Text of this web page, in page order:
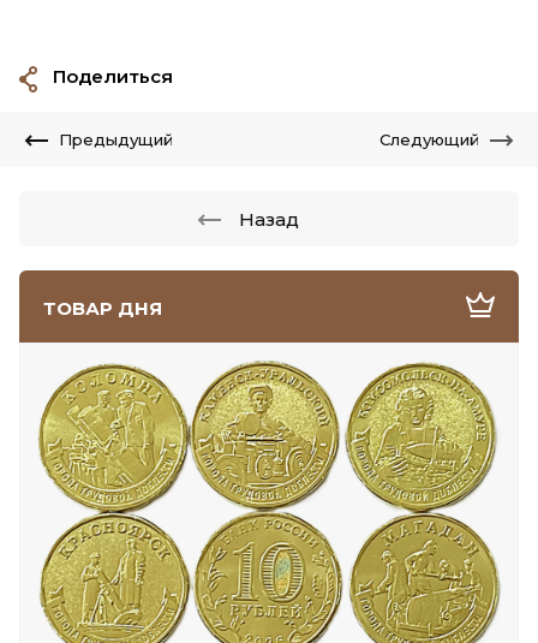
ТОВАР ДНЯ
Поделиться
Предыдущий Следующий
Назад